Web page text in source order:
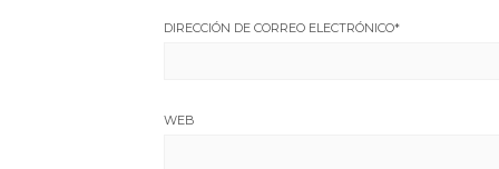
DIRECCIÓN DE CORREO ELECTRÓNICO*
WEB